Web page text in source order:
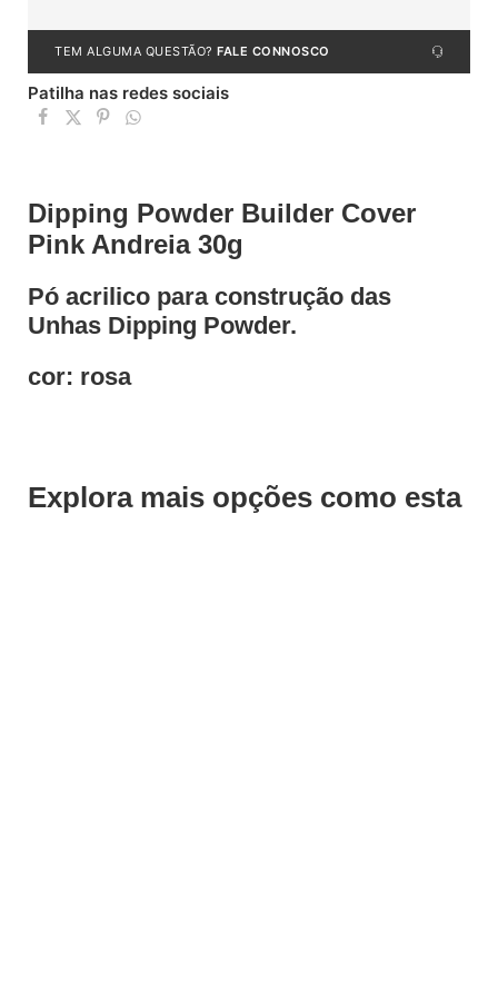
TEM ALGUMA QUESTÃO? FALE CONNOSCO
Patilha nas redes sociais
Dipping Powder Builder Cover
Pink Andreia 30g
Pó acrilico para construção das
Unhas Dipping Powder.
cor: rosa
Explora mais opções como esta